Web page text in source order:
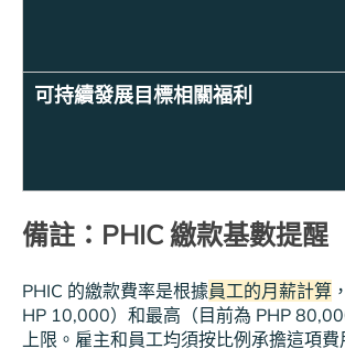
可持續發展目標相關福利
備註：PHIC 繳款基數提醒
PHIC 的繳款費率是根據員工的月薪計算
HP 10,000）和最高（目前為 PHP
上限。雇主和員工均須按比例承擔這項費